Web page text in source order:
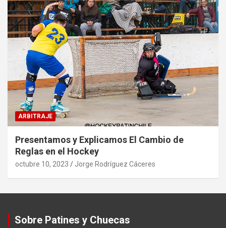
ARBITRAJE
Presentamos y Explicamos El Cambio de
Reglas en el Hockey
octubre 10, 2023 Jorge Rodríguez Cáceres
Sobre Patines y Chuecas